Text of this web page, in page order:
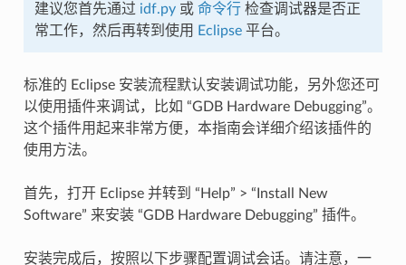
建议您首先通过 idf.py或 命令行检查调试器是否正
常工作，然后再转到使用
Eclipse平台。
标准的 Eclipse 安装流程默认安装调试功能，另外您还可
以使用插件来调试，比如 “GDB Hardware Debugging”。
这个插件用起来非常方便，本指南会详细介绍该插件的
使用方法。
首先，打开 Eclipse 并转到 “Help” > “Install New
Software” 来安装 “GDB Hardware Debugging” 插件。
安装完成后，按照以下步骤配置调试会话。请注意，一